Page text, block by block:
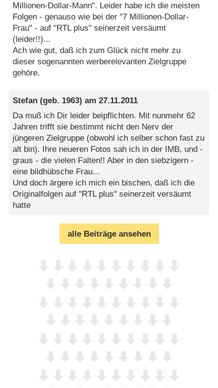
Millionen-Dollar-Mann". Leider habe ich die meisten
Folgen - genauso wie bei der "7 Millionen-Dollar-
Frau" - auf "RTL plus" seinerzeit versäumt
(leider!!)...
Ach wie gut, daß ich zum Glück nicht mehr zu
dieser sogenannten werberelevanten Zielgruppe
gehöre.
Stefan (geb. 1963) am27.11.2011
Da muß ich Dir leider beipflichten. Mit nunmehr 62
Jahren trifft sie bestimmt nicht den Nerv der
jüngeren Zielgruppe (obwohl ich selber schon fast zu
alt bin). Ihre neueren Fotos sah ich in der IMB, und -
graus - die vielen Falten!! Aber in den siebzigern -
eine bildhübsche Frau...
Und doch ärgere ich mich ein bischen, daß ich die
Originalfolgen auf "RTL plus" seinerzeit versäumt
hatte
alle Beiträge ansehen